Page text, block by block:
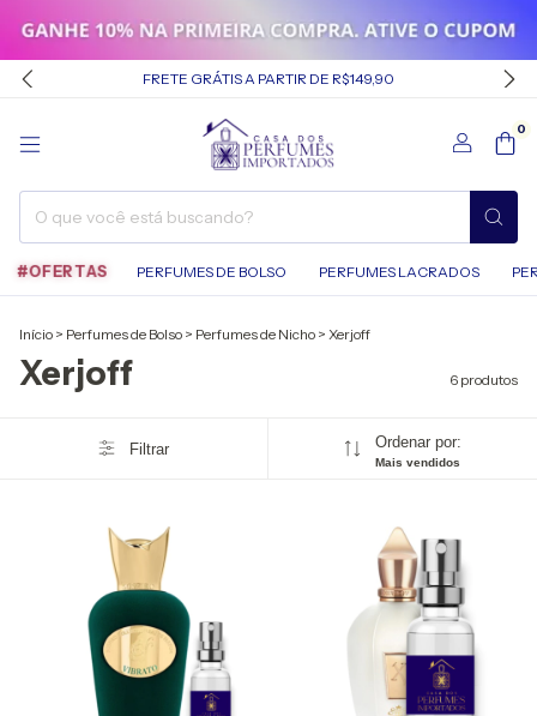
FRETE GRÁTIS A PARTIR DE R$149,90
0
#OFERTAS PERFUMES DE BOLSO PERFUMES LACRADOS
Início > Perfumes de Bolso > Perfumes de Nicho > Xerjoff
Xerjoff 6 produtos
Filtrar Ordenar por:
Mais vendidos